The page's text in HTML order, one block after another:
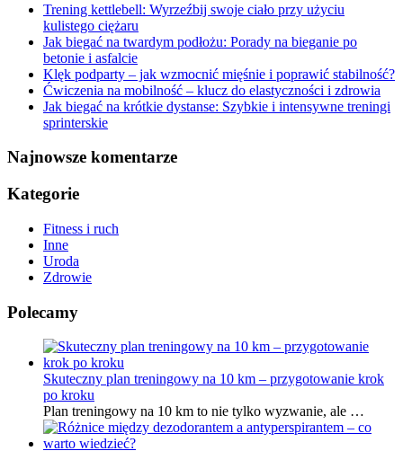
Trening kettlebell: Wyrzeźbij swoje ciało przy użyciu
kulistego ciężaru
Jak biegać na twardym podłożu: Porady na bieganie po
betonie i asfalcie
Klęk podparty – jak wzmocnić mięśnie i poprawić stabilność?
Ćwiczenia na mobilność – klucz do elastyczności i zdrowia
Jak biegać na krótkie dystanse: Szybkie i intensywne treningi
sprinterskie
Najnowsze komentarze
Kategorie
Fitness i ruch
Inne
Uroda
Zdrowie
Polecamy
Skuteczny plan treningowy na 10 km – przygotowanie krok
po kroku
Plan treningowy na 10 km to nie tylko wyzwanie, ale …